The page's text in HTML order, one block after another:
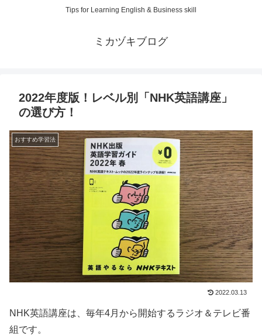
Tips for Learning English & Business skill
ミカヅキブログ
2022年度版！レベル別「NHK英語講座」
の選び方！
おすすめ学習法
2022.03.13
NHK英語講座は、毎年4月から開始するラジオ＆テレビ番
組です。